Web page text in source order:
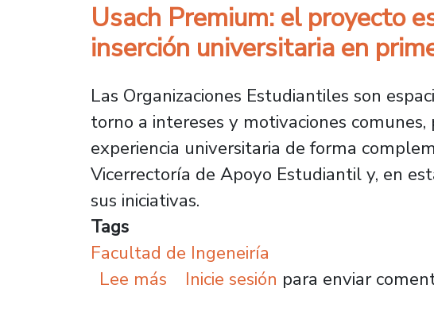
Usach Premium: el proyecto
inserción universitaria en
Las Organizaciones Estudiantiles son
torno a intereses y motivaciones
experiencia universitaria de forma
Vicerrectoría de Apoyo Estudiantil y, en
sus iniciativas.
Tags
Facultad de Ingeneiría
Lee más sobre Usach Premium: el
Inicie sesión para enviar